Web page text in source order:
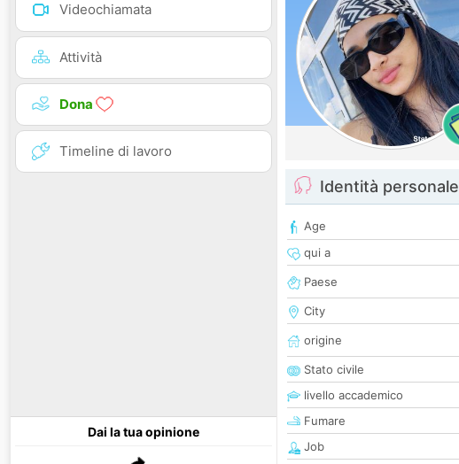
Videochiamata
Attività
Dona
Timeline di lavoro
Dai la tua opinione
Identità personale
Age
qui a
Paese
City
origine
Stato civile
livello accademico
Fumare
Job